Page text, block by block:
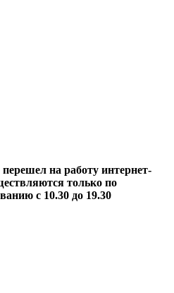
на работу интернет-
только по
с 10.30 до 19.30